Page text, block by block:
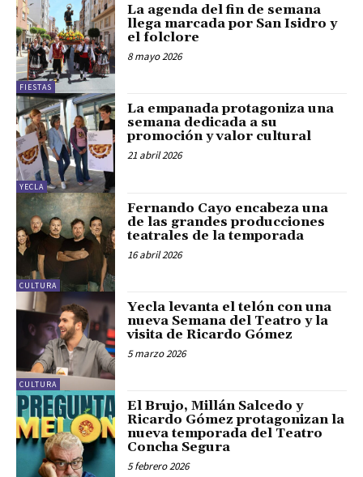
FIESTAS
La agenda del fin de semana
llega marcada por San Isidro y
el folclore
8 mayo 2026
YECLA
La empanada protagoniza una
semana dedicada a su
promoción y valor cultural
21 abril 2026
CULTURA
Fernando Cayo encabeza una
de las grandes producciones
teatrales de la temporada
16 abril 2026
CULTURA
Yecla levanta el telón con una
nueva Semana del Teatro y la
visita de Ricardo Gómez
5 marzo 2026
El Brujo, Millán Salcedo y
Ricardo Gómez protagonizan la
nueva temporada del Teatro
Concha Segura
5 febrero 2026